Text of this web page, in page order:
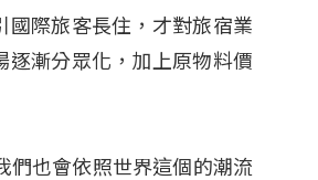
國際旅客長住，才對旅宿業
逐漸分眾化，加上原物料價
們也會依照世界這個的潮流